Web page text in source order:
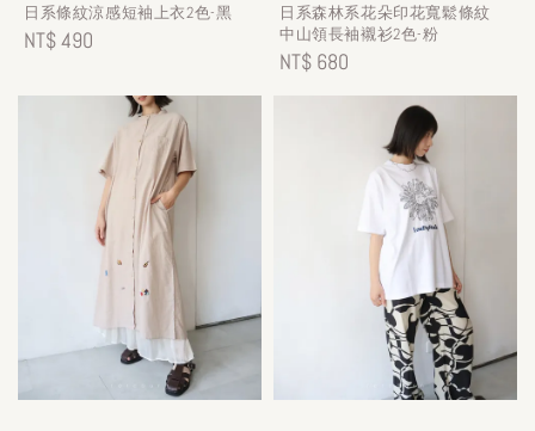
日系條紋涼感短袖上衣2色-黑
Regular
NT$ 490
日系森林系花朵印花寬鬆條紋
中山領長袖襯衫2色-粉
Regular
NT$ 680